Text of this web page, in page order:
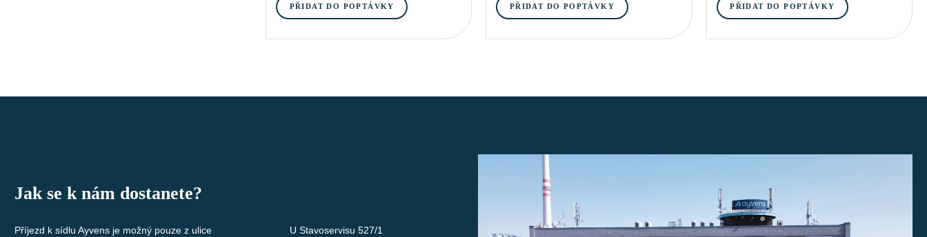
PŘIDAT DO POPTÁVKY PŘIDAT DO POPTÁVKY PŘIDAT DO POPTÁVKY
Jak se k nám dostanete?
Příjezd k sídlu Ayvens je možný pouze z ulice
U Stavoservisu 527/1